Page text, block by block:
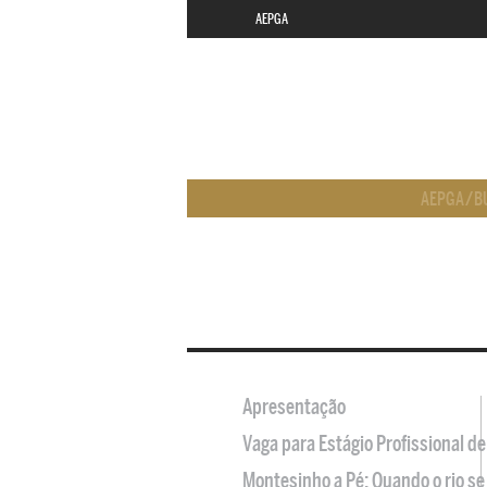
AEPGA
AEPGA/
Apresentação
Vaga para Estágio Profissional
Montesinho a Pé: Quando o rio